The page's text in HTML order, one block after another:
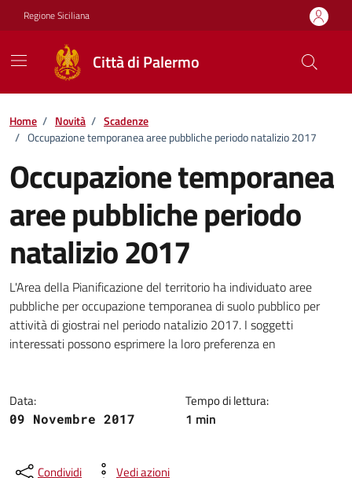
Vai ai contenuti
Vai al footer
Regione Siciliana
Città di Palermo
Home / Novità / Scadenze
/ Occupazione temporanea aree pubbliche periodo natalizio 2017
Occupazione temporanea
aree pubbliche periodo
natalizio 2017
Dettagli della notizia
L'Area della Pianificazione del territorio ha individuato aree
pubbliche per occupazione temporanea di suolo pubblico per
attività di giostrai nel periodo natalizio 2017. I soggetti
interessati possono esprimere la loro preferenza en
Data:
09 Novembre 2017
Tempo di lettura:
1 min
Condividi Vedi azioni